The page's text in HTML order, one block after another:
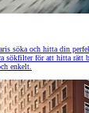
söka och hitta din
för att hitta rätt
enkelt.